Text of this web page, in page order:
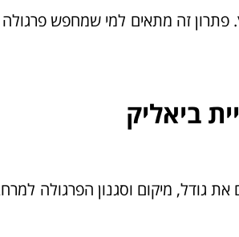
פתרון זה מתאים למי שמחפש
ביאליק
גודל, מיקום וסגנון הפרגולה